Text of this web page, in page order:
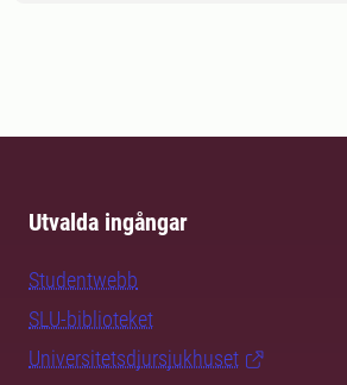
Utvalda ingångar
Studentwebb
SLU-biblioteket
Universitetsdjursjukhuset